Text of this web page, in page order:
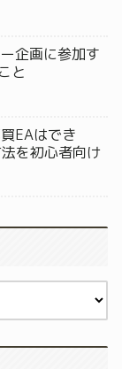
企画に参加す
と
EAはでき
を初心者向け